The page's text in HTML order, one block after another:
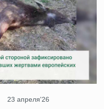
23 апреля'26